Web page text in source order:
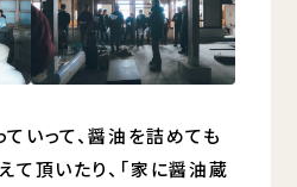
いって、醤油を詰めても
て頂いたり、｢家に醤油蔵